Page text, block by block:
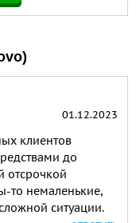
01.12.2023
клиентов
до
отсрочкой
то немаленькие,
ситуации.